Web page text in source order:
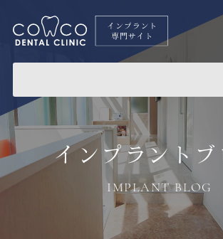
インプラントブ
IMPLANT BLOG